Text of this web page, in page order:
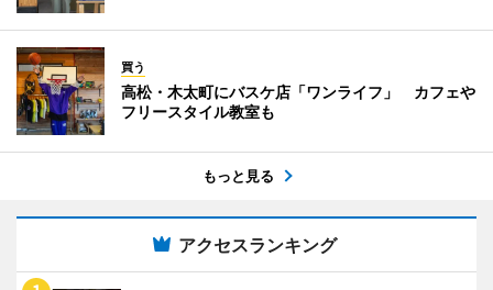
買う
高松・木太町にバスケ店「ワンライフ」 カフェや
フリースタイル教室も
もっと見る
アクセスランキング